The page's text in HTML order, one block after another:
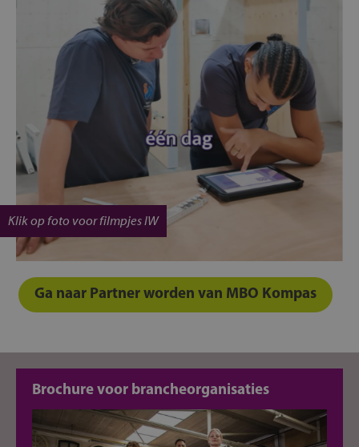
Klik op foto voor filmpjes IW
Ga naar Partner worden van MBO Kompas
Brochure voor brancheorganisaties